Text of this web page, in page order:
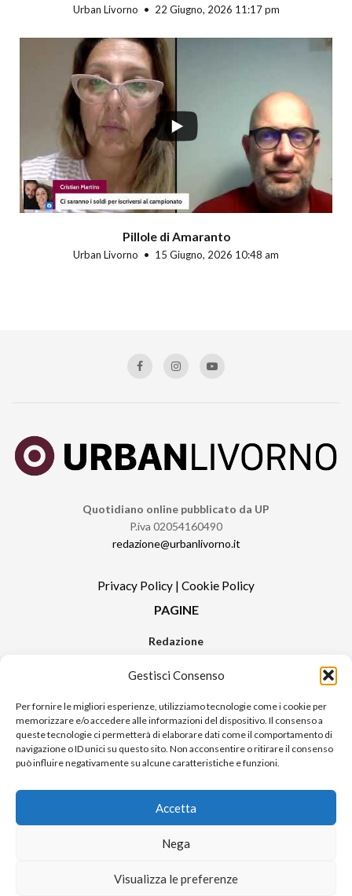
Gestisci Consenso
Per fornire le migliori esperienze, utilizziamo tecnologie come i cookie per
memorizzare e/o accedere alle informazioni del dispositivo. Il consenso a
queste tecnologie ci permetterà di elaborare dati come il comportamento di
navigazione o ID unici su questo sito. Non acconsentire o ritirare il consenso
può influire negativamente su alcune caratteristiche e funzioni.
Accetta
Nega
Visualizza le preferenze
Urban Livorno 22 Giugno, 2026 11:17 pm
Pillole di Amaranto
Urban Livorno 15 Giugno, 2026 10:48 am
Quotidiano online pubblicato da UP
P.iva 02054160490
redazione@urbanlivorno.it
Privacy Policy | Cookie Policy
PAGINE
Redazione
Pubblicità
Sitemap
RUBRICHE
Notizie in Primo Piano
Urban Video
Livorno FAQs
© 2024 UP di Poggianti Simona | Urban Livorno è una testata giornalistica
iscritta al numero n. 09/2018 del Registro Stampa del Tribunale di Livorno